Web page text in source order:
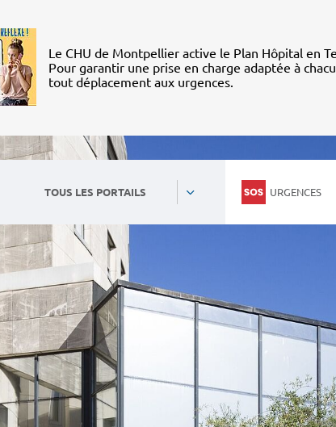
Le CHU de Montpellier active le Plan Hôpital en
Pour garantir une prise en charge adaptée à
tout déplacement aux urgences.
TOUS LES PORTAILS URGENCES